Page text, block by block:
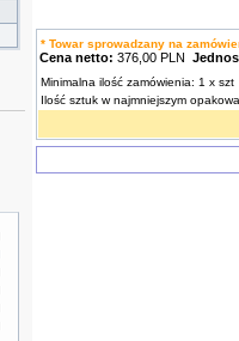
* Towar sprowadzany na
Cena netto: 376,00 PLN
Minimalna ilość zamówienia: 1 x szt
Ilość sztuk w najmniejszym